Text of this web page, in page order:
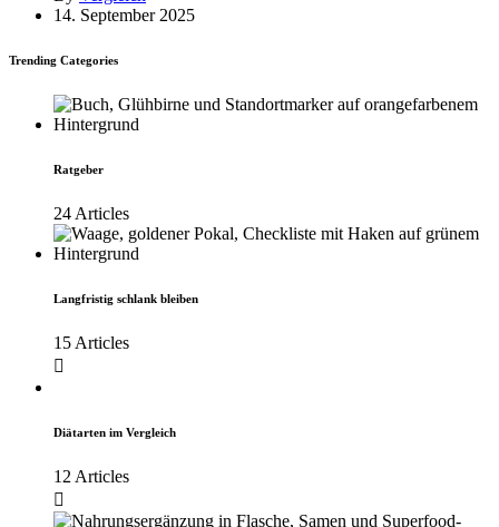
14. September 2025
Trending Categories
Ratgeber
24 Articles
Langfristig schlank bleiben
15 Articles
Diätarten im Vergleich
12 Articles